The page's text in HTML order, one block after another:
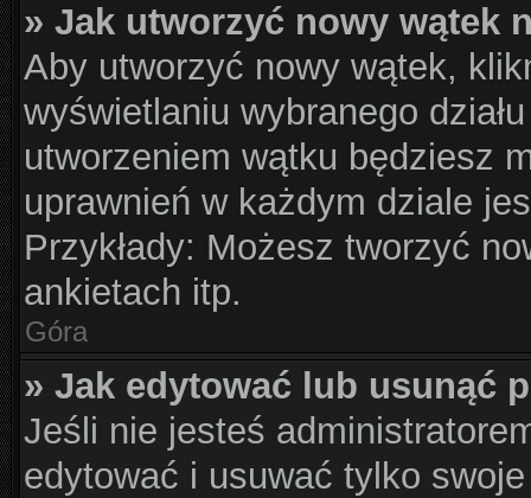
» Jak utworzyć nowy wątek
Aby utworzyć nowy wątek,
wyświetlaniu wybranego
utworzeniem wątku będziesz
uprawnień w każdym dziale
Przykłady: Możesz tworzyć
ankietach itp.
Góra
» Jak edytować lub usunąć
Jeśli nie jesteś
edytować i usuwać tylko